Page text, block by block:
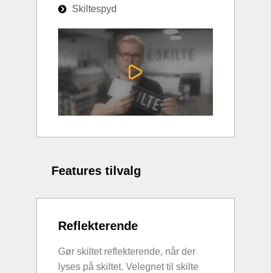
Skiltespyd
Features tilvalg
Reflekterende
Gør skiltet reflekterende, når der
lyses på skiltet. Velegnet til skilte